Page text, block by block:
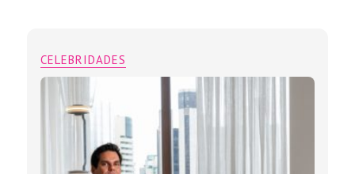
CELEBRIDADES